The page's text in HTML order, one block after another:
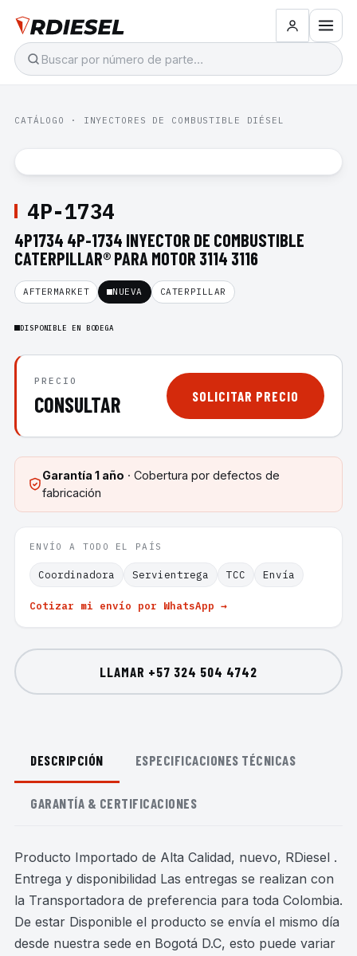
CATÁLOGO · INYECTORES DE COMBUSTIBLE DIÉSEL
4P-1734
4P1734 4P-1734 INYECTOR DE COMBUSTIBLE
CATERPILLAR® PARA MOTOR 3114 3116
AFTERMARKET NUEVA CATERPILLAR
DISPONIBLE EN BODEGA
PRECIO
CONSULTAR SOLICITAR PRECIO
Garantía 1 año · Cobertura por defectos de
fabricación
ENVÍO A TODO EL PAÍS
Coordinadora Servientrega TCC Envía
Cotizar mi envío por WhatsApp →
LLAMAR +57 324 504 4742
DESCRIPCIÓN ESPECIFICACIONES TÉCNICAS
GARANTÍA & CERTIFICACIONES
Producto Importado de Alta Calidad, nuevo, RDiesel .
Entrega y disponibilidad Las entregas se realizan con
la Transportadora de preferencia para toda Colombia.
De estar Disponible el producto se envía el mismo día
desde nuestra sede en Bogotá D.C, esto puede variar